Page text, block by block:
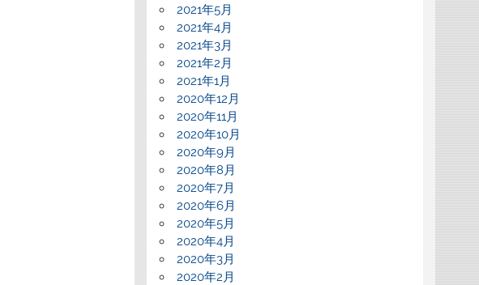
2021年5月
2021年4月
2021年3月
2021年2月
2021年1月
2020年12月
2020年11月
2020年10月
2020年9月
2020年8月
2020年7月
2020年6月
2020年5月
2020年4月
2020年3月
2020年2月